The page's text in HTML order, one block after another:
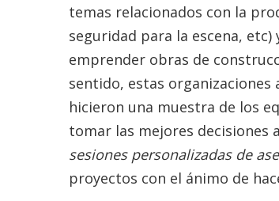
temas relacionados con la
seguridad para la escena,
emprender obras de
sentido, estas organizaciones
hicieron una muestra de los
tomar las mejores decisiones
sesiones personalizadas de
proyectos con el ánimo de